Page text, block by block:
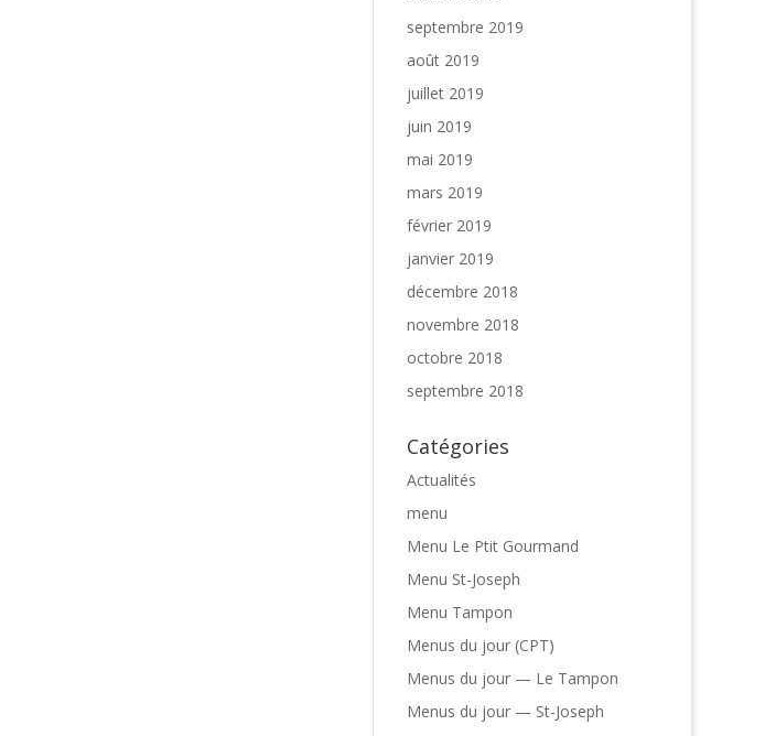
septembre 2019
août 2019
juillet 2019
juin 2019
mai 2019
mars 2019
février 2019
janvier 2019
décembre 2018
novembre 2018
octobre 2018
septembre 2018
Catégories
Actualités
menu
Menu Le Ptit Gourmand
Menu St-Joseph
Menu Tampon
Menus du jour (CPT)
Menus du jour — Le Tampon
Menus du jour — St-Joseph